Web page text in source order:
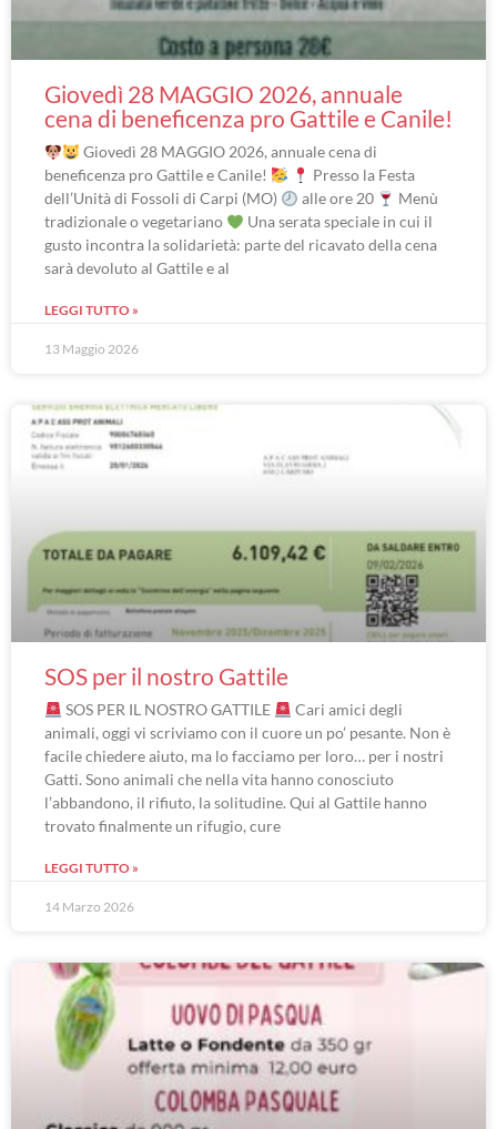
Giovedì 28 MAGGIO 2026, annuale
cena di beneficenza pro Gattile e Canile!
Giovedì 28 MAGGIO 2026, annuale cena di
beneficenza pro Gattile e Canile!
Presso la Festa
dell’Unità di Fossoli di Carpi (MO)
alle ore 20
Menù
tradizionale o vegetariano
Una serata speciale in cui il
gusto incontra la solidarietà: parte del ricavato della cena
sarà devoluto al Gattile e al
LEGGI TUTTO »
13 Maggio 2026
SOS per il nostro Gattile
SOS PER IL NOSTRO GATTILE
Cari amici degli
animali, oggi vi scriviamo con il cuore un po’ pesante. Non è
facile chiedere aiuto, ma lo facciamo per loro… per i nostri
Gatti. Sono animali che nella vita hanno conosciuto
l’abbandono, il rifiuto, la solitudine. Qui al Gattile hanno
trovato finalmente un rifugio, cure
LEGGI TUTTO »
14 Marzo 2026